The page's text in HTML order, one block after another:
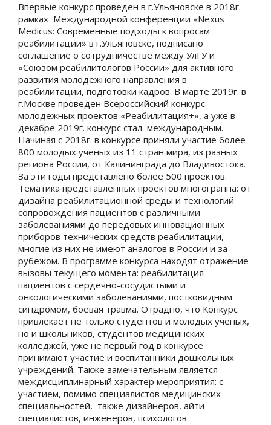
Впервые конкурс проведен в г.Ульяновске в 2018г.
рамках Международной конференции «Nexus
Medicus: Современные подходы к вопросам
реабилитации» в г.Ульяновске, подписано
соглашение о сотрудничестве между УлГУ и
«Союзом реабилитологов России» для активного
развития молодежного направления в
реабилитации, подготовки кадров. В марте 2019г. в
г.Москве проведен Всероссийский конкурс
молодежных проектов «Реабилитация+», а уже в
декабре 2019г. конкурс стал международным.
Начиная с 2018г. в конкурсе приняли участие более
800 молодых ученых из 11 стран мира, из разных
региона России, от Калининграда до Владивостока.
За эти годы представлено более 500 проектов.
Тематика представленных проектов многогранна: от
дизайна реабилитационной среды и технологий
сопровождения пациентов с различными
заболеваниями до передовых инновационных
приборов технических средств реабилитации,
многие из них не имеют аналогов в России и за
рубежом. В программе конкурса находят отражение
вызовы текущего момента: реабилитация
пациентов с сердечно-сосудистыми и
онкологическими заболеваниями, постковидным
синдромом, боевая травма. Отрадно, что Конкурс
привлекает не только студентов и молодых ученых,
но и школьников, студентов медицинских
колледжей, уже не первый год в конкурсе
принимают участие и воспитанники дошкольных
учреждений. Также замечательным является
междисциплинарный характер мероприятия: с
участием, помимо специалистов медицинских
специальностей, также дизайнеров, айти-
специалистов, инженеров, психологов.